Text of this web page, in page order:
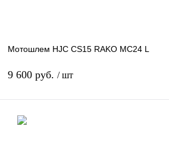
Мотошлем HJC CS15 RAKO MC24 L
9 600 руб. / шт